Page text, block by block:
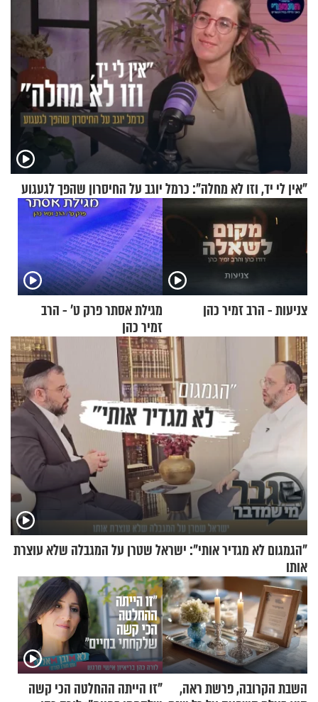
"אין לי יד, וזו לא מחלה": כרמל יוגב על החיסרון שהפך לגעגוע
צניעות - הרב זמיר כהן
מגילת אסתר פרק ט’ - הרב
זמיר כהן
"הגמגום לא מגדיר אותי": ישראל שטרן על המגבלה שלא עוצרת
אותו
השבת הקרובה, פרשת ראה,
"זו הייתה ההחלטה הכי קשה